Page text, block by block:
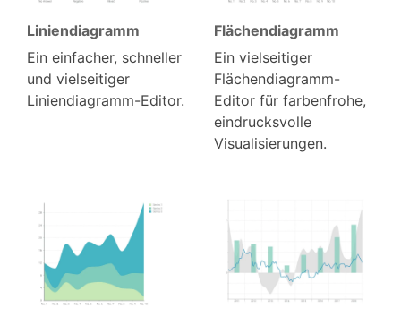
Linien­diagramm
Ein einfacher, schneller
und vielseitiger
Liniendiagramm-Editor.
Flächen­diagramm
Ein vielseitiger
Flächendiagramm-
Editor für farbenfrohe,
eindrucksvolle
Visualisierungen.